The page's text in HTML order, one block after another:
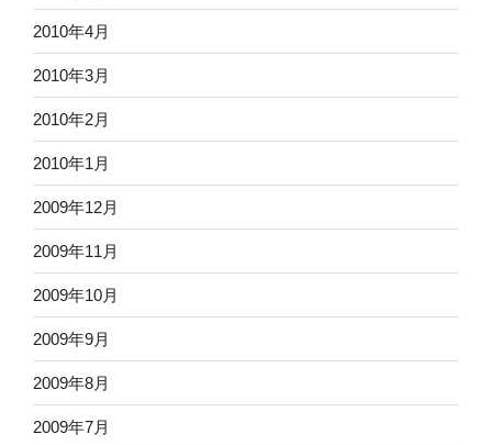
2010年4月
2010年3月
2010年2月
2010年1月
2009年12月
2009年11月
2009年10月
2009年9月
2009年8月
2009年7月